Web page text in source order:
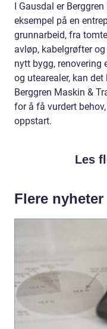
I Gausdal er
eksempel på en
grunnarbeid, fra
avløp, kabelgrøfter
nytt bygg, renovering
og utearealer, kan
Berggren Maskin &
for å få vurdert
oppstart.
Les
Flere nyheter